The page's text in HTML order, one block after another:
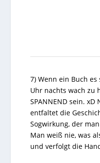
7) Wenn ein Buch
Uhr nachts wach zu
SPANNEND sein.
entfaltet die
Sogwirkung, der
Man weiß nie, was
und verfolgt die